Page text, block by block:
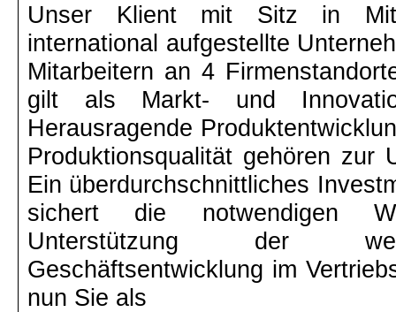
Unser Klient mit Sitz in
international aufgestellte
Mitarbeitern an 4
gilt als Markt- und
Herausragende
Produktionsqualität gehören zur
Ein überdurchschnittliches
sichert die notwendigen
Unterstützung der
Geschäftsentwicklung im
nun Sie als